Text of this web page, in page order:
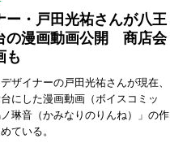
ー・戸田光祐さんが八王
の漫画動画公開 商店会
も
ザイナーの戸田光祐さんが現在、
にした漫画動画（ボイスコミッ
琳音（かみなりのりんね）」の作
ている。